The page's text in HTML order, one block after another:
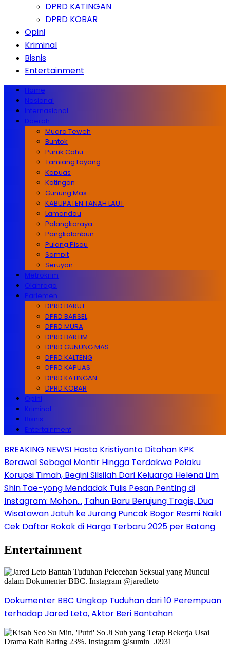
DPRD KATINGAN
DPRD KOBAR
Opini
Kriminal
Bisnis
Entertainment
Home
Nasional
Internasional
Daerah
Muara Teweh
Buntok
Puruk Cahu
Tamiang Layang
Kapuas
Katingan
Gunung Mas
KABUPATEN TANAH LAUT
Lamandau
Palangkaraya
Pangkalanbun
Pulang Pisau
Sampit
Seruyan
Metrokrim
Olahraga
Parlemen
DPRD BARUT
DPRD BARSEL
DPRD MURA
DPRD BARTIM
DPRD GUNUNG MAS
DPRD KALTENG
DPRD KAPUAS
DPRD KATINGAN
DPRD KOBAR
Opini
Kriminal
Bisnis
Entertainment
BREAKING NEWS! Hasto Kristiyanto Ditahan KPK
Berawal Sebagai Montir Hingga Terdakwa Pelaku
Korupsi Timah, Begini Silsilah Dari Keluarga Helena Lim
Shin Tae-yong Mendadak Tulis Pesan Penting di
Instagram: Mohon… Tahun Baru Berujung Tragis, Dua
Wisatawan Jatuh ke Jurang Puncak Bogor Resmi Naik!
Cek Daftar Rokok di Harga Terbaru 2025 per Batang
Entertainment
Dokumenter BBC Ungkap Tuduhan dari 10 Perempuan
terhadap Jared Leto, Aktor Beri Bantahan